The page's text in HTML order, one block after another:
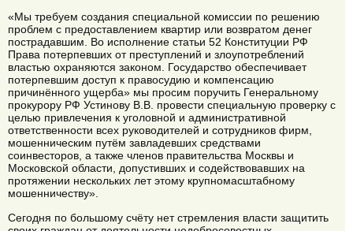
«Мы требуем создания специальной комиссии по решению
проблем с предоставлением квартир или возвратом денег
пострадавшим. Во исполнение статьи 52 Конституции РФ
Права потерпевших от преступлений и злоупотреблений
властью охраняются законом. Государство обеспечивает
потерпевшим доступ к правосудию и компенсацию
причинённого ущерба» мы просим поручить Генеральному
прокурору РФ Устинову В.В. провести специальную проверку с
целью привлечения к уголовной и административной
ответственности всех руководителей и сотрудников фирм,
мошенническим путём завладевших средствами
соинвесторов, а также членов правительства Москвы и
Московской области, допустивших и содействовавших на
протяжении нескольких лет этому крупномасштабному
мошенничеству».
Сегодня по большому счёту нет стремления власти защитить